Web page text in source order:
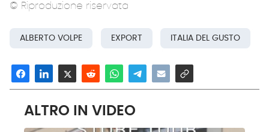
© Riproduzione riservata
ALBERTO VOLPE EXPORT ITALIA DEL GUSTO
ALTRO IN VIDEO